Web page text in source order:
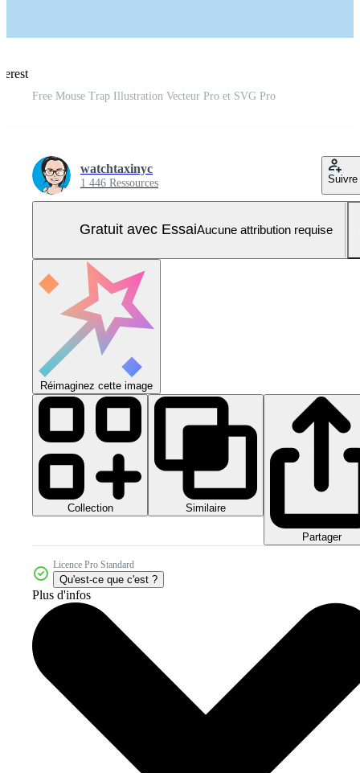
Free Mouse Trap Illustration Vecteur Pro et SVG Pro
watchtaxinyc
1 446 Ressources Suivre
Gratuit avec EssaiAucune attribution requise
Réimaginez cette image
Collection Similaire
Partager
Licence Pro Standard
Qu'est-ce que c'est ?
Plus d'infos